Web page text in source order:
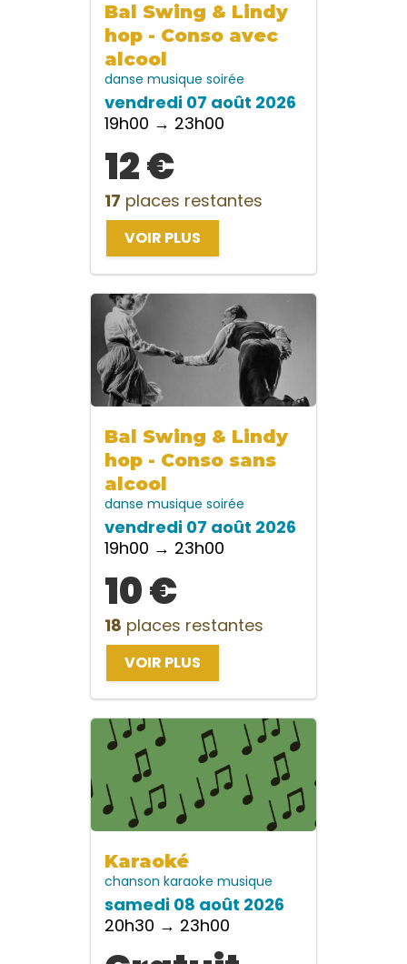
Bal Swing & Lindy
hop - Conso avec
alcool
danse musique soirée
vendredi 07 août 2026
19h00 → 23h00
12 €
17 places restantes
VOIR PLUS
Bal Swing & Lindy
hop - Conso sans
alcool
danse musique soirée
vendredi 07 août 2026
19h00 → 23h00
10 €
18 places restantes
VOIR PLUS
Karaoké
chanson karaoke musique
samedi 08 août 2026
20h30 → 23h00